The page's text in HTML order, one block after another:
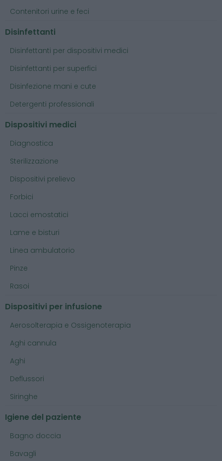
Contenitori urine e feci
Disinfettanti
Disinfettanti per dispositivi medici
Disinfettanti per superfici
Disinfezione mani e cute
Detergenti professionali
Dispositivi medici
Diagnostica
Sterilizzazione
Dispositivi prelievo
Forbici
Lacci emostatici
Lame e bisturi
Linea ambulatorio
Pinze
Rasoi
Dispositivi per infusione
Aerosolterapia e Ossigenoterapia
Aghi cannula
Aghi
Deflussori
Siringhe
Igiene del paziente
Bagno doccia
Bavagli